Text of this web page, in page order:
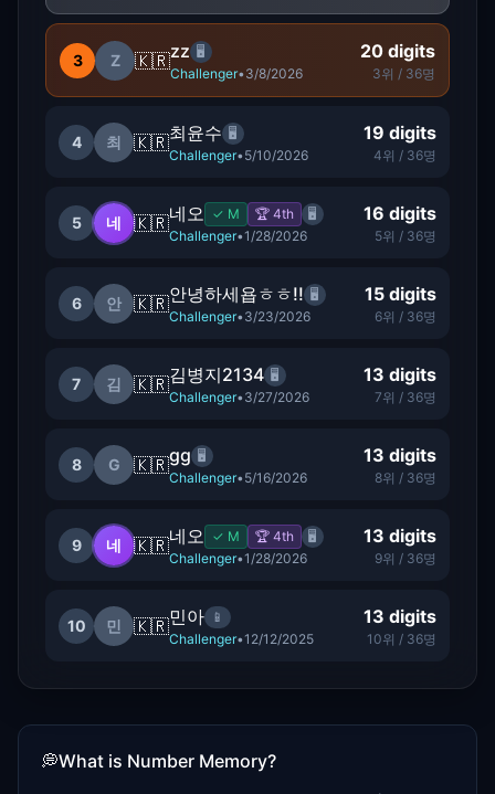
3 Z 🇰🇷zz 🖥️
Challenger•3/8/2026
20 digits
3위 / 36명
4 최 🇰🇷최윤수 🖥️
Challenger•5/10/2026
19 digits
4위 / 36명
5 네 🇰🇷네오 ✓ M 🏆 4th
🖥️
Challenger•1/28/2026
16 digits
5위 / 36명
6 안 🇰🇷안녕하세욥ㅎㅎ!! 🖥️
Challenger•3/23/2026
15 digits
6위 / 36명
7 김 🇰🇷김병지2134 🖥️
Challenger•3/27/2026
13 digits
7위 / 36명
8 G 🇰🇷gg 🖥️
Challenger•5/16/2026
13 digits
8위 / 36명
9 네 🇰🇷네오 ✓ M 🏆 4th
🖥️
Challenger•1/28/2026
13 digits
9위 / 36명
10 민 🇰🇷민아 📱
Challenger•12/12/2025
13 digits
10위 / 36명
💭What is Number Memory?